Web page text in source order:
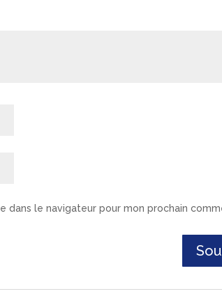
dans le navigateur pour mon prochain